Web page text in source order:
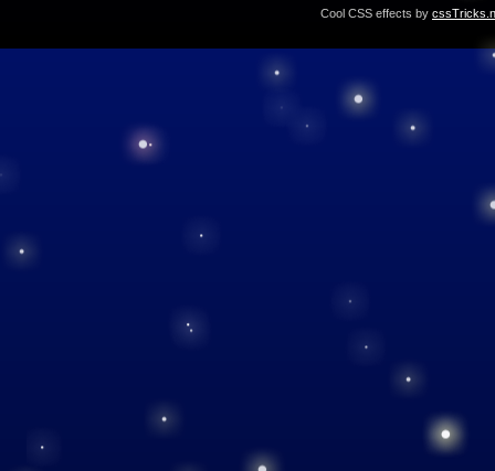
Cool CSS effects by